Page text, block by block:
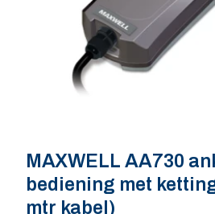
MAXWELL AA730
bediening met
mtr kabel)